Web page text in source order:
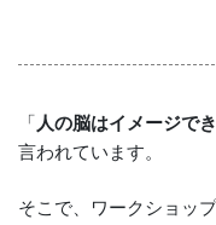
「 人の脳はイメージで
言われています。
そこで、ワークショッ